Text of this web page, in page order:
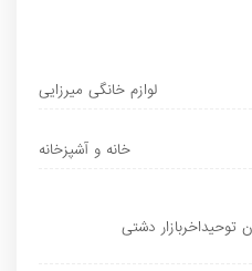
لوازم خانگی میرزایی
خانه و آشپزخانه
توحیداخربازار دشتی